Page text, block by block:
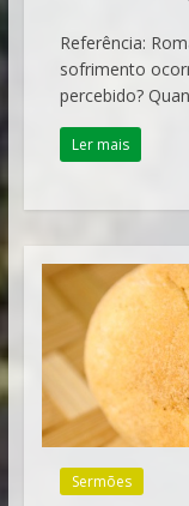
Referência:
sofrimento
percebido?
Ler mais
Sermões